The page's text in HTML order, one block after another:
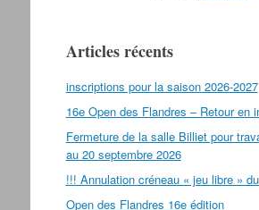
Articles récents
inscriptions pour la saison 2026-2027
16e Open des Flandres – Retour en
Fermeture de la salle Billiet pour
au 20 septembre 2026
!!! Annulation créneau « jeu libre »
Open des Flandres 16e édition